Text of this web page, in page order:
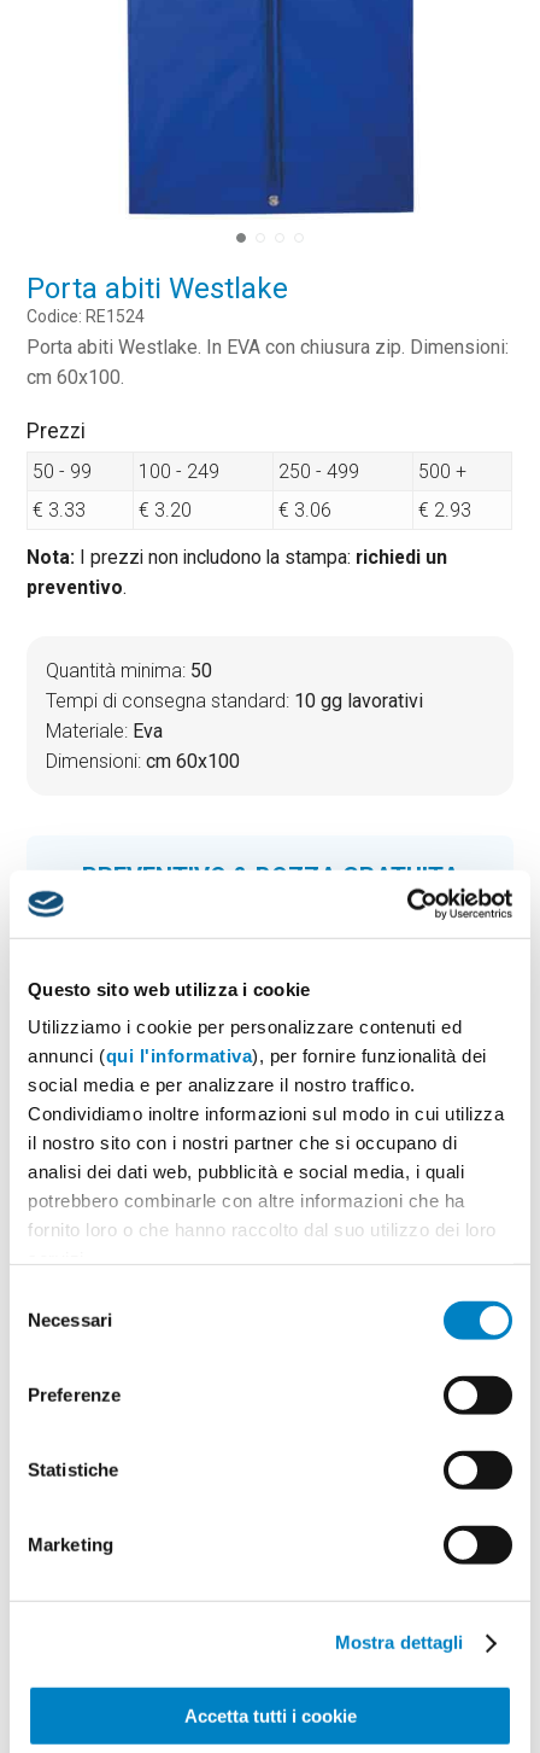
Questo sito web utilizza i cookie
Utilizziamo i cookie per personalizzare contenuti ed
annunci (qui l'informativa), per fornire funzionalità dei
social media e per analizzare il nostro traffico.
Condividiamo inoltre informazioni sul modo in cui utilizza
il nostro sito con i nostri partner che si occupano di
analisi dei dati web, pubblicità e social media, i quali
potrebbero combinarle con altre informazioni che ha
fornito loro o che hanno raccolto dal suo utilizzo dei loro
delNecessari
Preferenze
Statistiche
Marketing
Mostra dettagli
Accetta tutti i cookie
Porta abiti Westlake
Codice: RE1524
Porta abiti Westlake. In EVA con chiusura zip. Dimensioni:
cm 60x100.
Prezzi
50 - 99 100 - 249 250 - 499
500 +
€ 3.33
€ 3.20 € 3.06 € 2.93
Nota: I prezzi non includono la stampa: richiedi un
preventivo.
Quantità minima: 50
Tempi di consegna standard: 10 gg lavorativi
Materiale: Eva
Dimensioni:cm 60x100
PREVENTIVO & BOZZA GRATUITA
Potrai indicare successivamente la suddivisione per
1 Seleziona il colore:
Quantità
Minimo: 50
Vuoi caricare il tuo logo o grafica adesso? Potrai
comunque farlo successivamente.
50
Il prezzo non include la stampa